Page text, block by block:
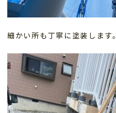
細かい所も丁寧に塗装します。